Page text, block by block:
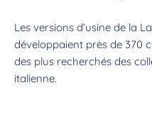
Les versions d’usine de la
développaient près de 370
des plus recherchés des
italienne.